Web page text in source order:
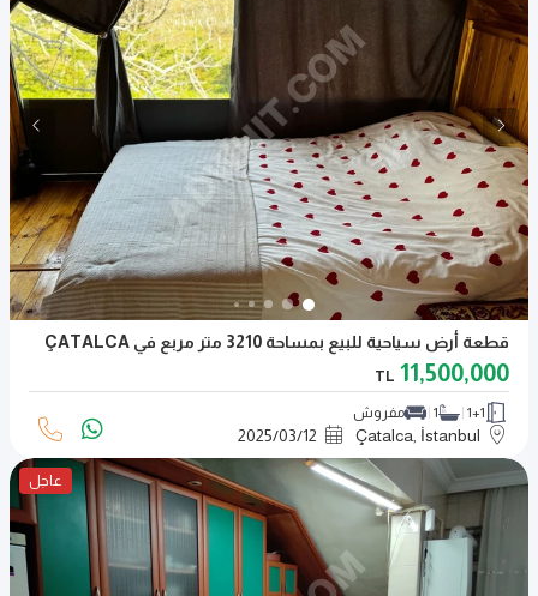
قطعة أرض سياحية للبيع بمساحة 3210 متر مربع في ÇATALCA
11,500,000
TL
1+1
1 مفروش
Çatalca, İstanbul
2025/03/12
عاجل